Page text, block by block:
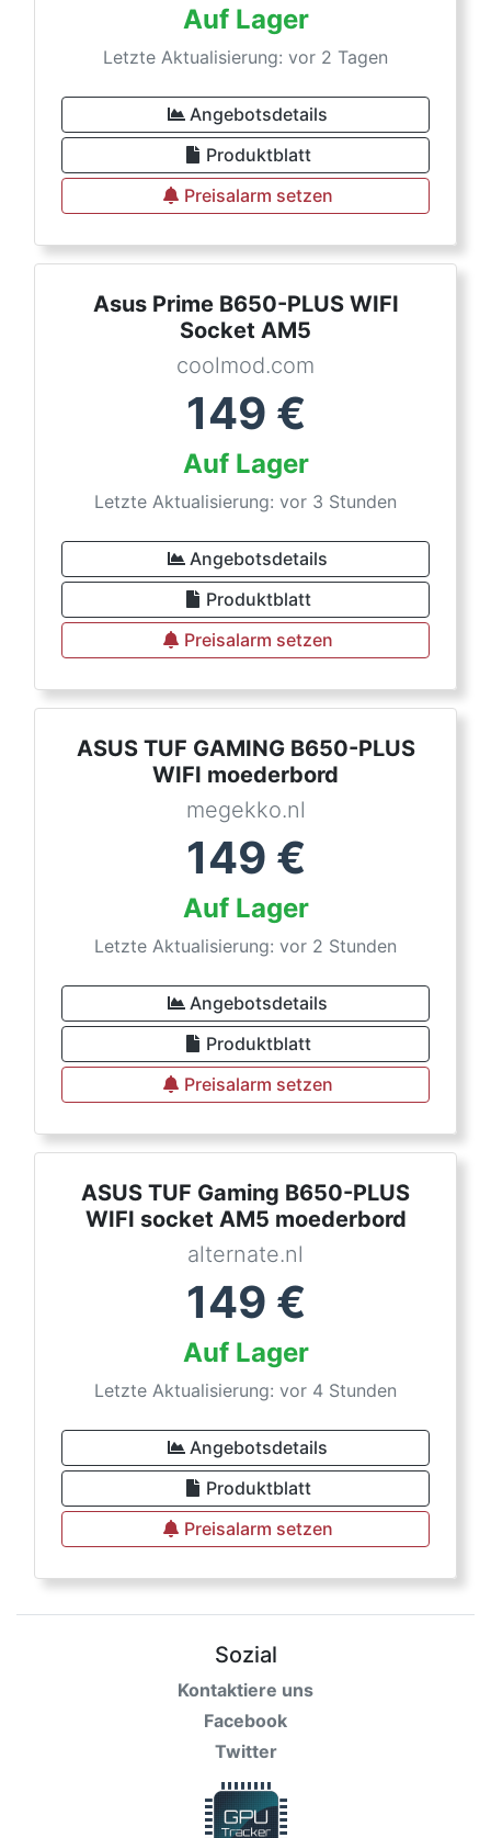
Auf Lager
Letzte Aktualisierung: vor 2 Tagen
Angebotsdetails
Produktblatt
Preisalarm setzen
Asus Prime B650-PLUS WIFI
Socket AM5
coolmod.com
149 €
Auf Lager
Letzte Aktualisierung: vor 3 Stunden
Angebotsdetails
Produktblatt
Preisalarm setzen
ASUS TUF GAMING B650-PLUS
WIFI moederbord
megekko.nl
149 €
Auf Lager
Letzte Aktualisierung: vor 2 Stunden
Angebotsdetails
Produktblatt
Preisalarm setzen
ASUS TUF Gaming B650-PLUS
WIFI socket AM5 moederbord
alternate.nl
149 €
Auf Lager
Letzte Aktualisierung: vor 4 Stunden
Angebotsdetails
Produktblatt
Preisalarm setzen
Sozial
Kontaktiere uns
Facebook
Twitter